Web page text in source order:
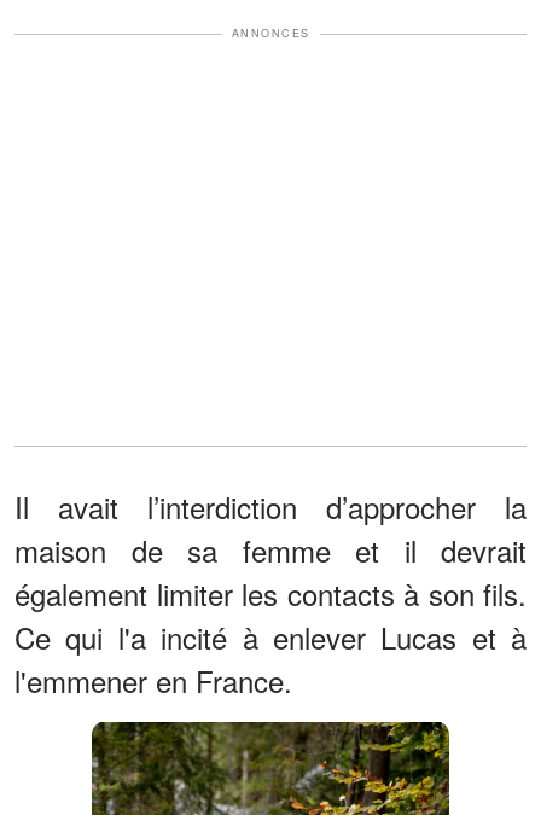
ANNONCES
Il avait l’interdiction d’approcher la
maison de sa femme et il devrait
également limiter les contacts à son fils.
Ce qui l'a incité à enlever Lucas et à
l'emmener en France.